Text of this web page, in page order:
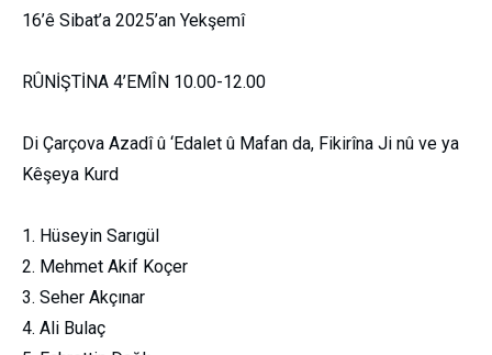
16’ê Sibat’a 2025’an Yekşemî
RÛNİŞTİNA 4’EMÎN 10.00-12.00
Di Çarçova Azadî û ‘Edalet û Mafan da, Fikirîna Ji nû ve ya
Kêşeya Kurd
Hüseyin Sarıgül
Mehmet Akif Koçer
Seher Akçınar
Ali Bulaç